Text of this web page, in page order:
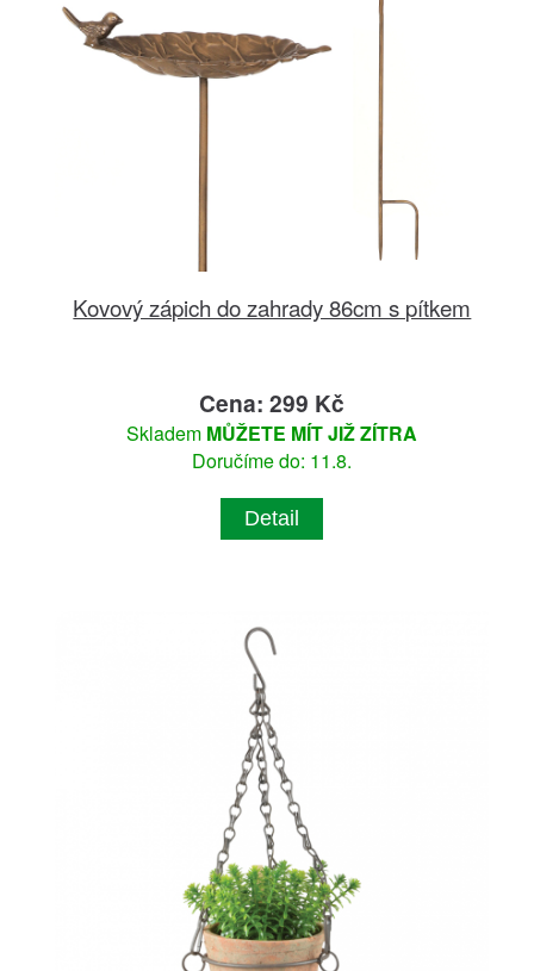
Kovový zápich do zahrady 86cm s pítkem
Cena: 299 Kč
Skladem MŮŽETE MÍT JIŽ ZÍTRA
Doručíme do: 11.8.
Detail